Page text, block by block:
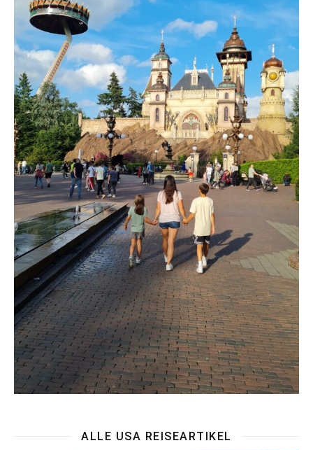
ALLE USA REISEARTIKEL